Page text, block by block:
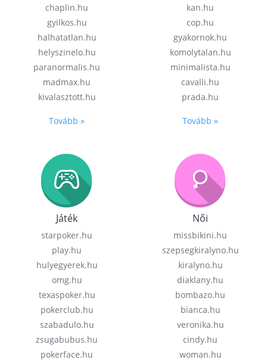
chaplin.hu
gyilkos.hu
halhatatlan.hu
helyszinelo.hu
paranormalis.hu
madmax.hu
kivalasztott.hu
Tovább »
kan.hu
cop.hu
gyakornok.hu
komolytalan.hu
minimalista.hu
cavalli.hu
prada.hu
Tovább »
Játék
starpoker.hu
play.hu
hulyegyerek.hu
omg.hu
texaspoker.hu
pokerclub.hu
szabadulo.hu
zsugabubus.hu
pokerface.hu
Női
missbikini.hu
szepsegkiralyno.hu
kiralyno.hu
diaklany.hu
bombazo.hu
bianca.hu
veronika.hu
cindy.hu
woman.hu